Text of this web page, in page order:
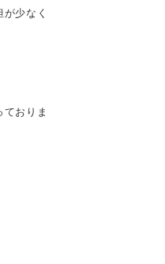
少なく
おりま